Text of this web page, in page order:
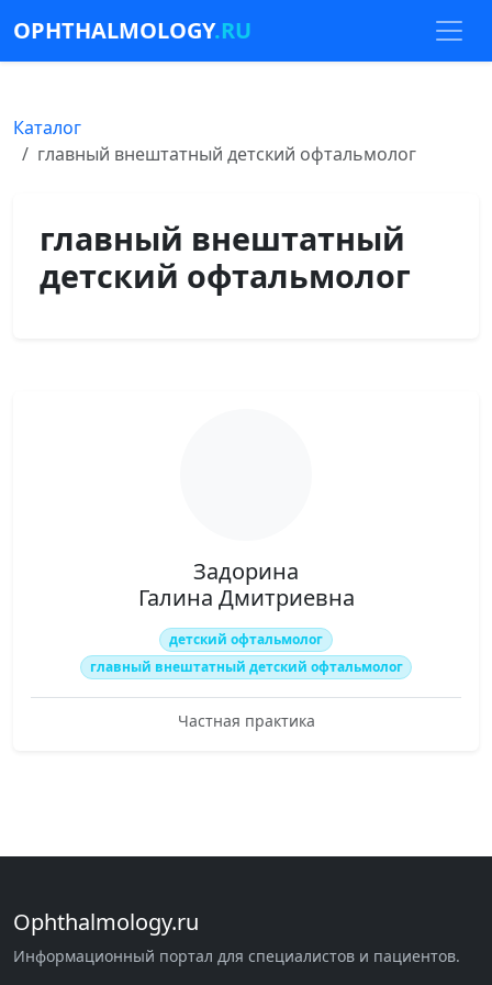
OPHTHALMOLOGY.RU
Каталог
главный внештатный детский офтальмолог
главный внештатный
детский офтальмолог
Задорина
Галина Дмитриевна
детский офтальмолог
главный внештатный детский офтальмолог
Частная практика
Ophthalmology.ru
Информационный портал для специалистов и пациентов.